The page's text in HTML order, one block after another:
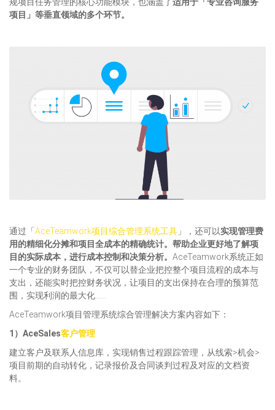
项目」等垂直领域的多个环节。
通过「 AceTeamwork项目综合管理系统工具 」，还可以实现管理费
用的精细化分摊和项目全成本的精确统计。帮助企业更好地了解项
目的实际成本，进行成本控制和决策分析。 AceTeamwork系统正如
一个专业的财务团队，不仅可以替企业把控整个项目流程的成本与
支出，还能实时把控财务状况，让项目的支出保持在合理的预算范
围，实现利润的最大化……
AceTeamwork项目管理系统综合管理解决方案内容如下：
1）AceSales客户管理
建立客户及联系人信息库，实现销售过程跟踪管理，从线索>机会>
项目前期的自动转化，记录报价及合同谈判过程及对应的文档资
料。